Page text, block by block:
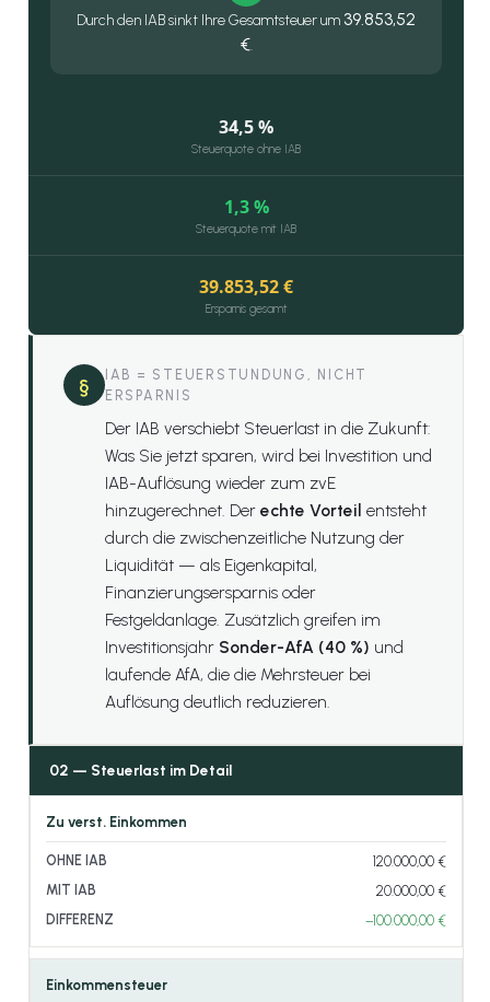
Durch den IAB sinkt Ihre Gesamtsteuer um 39.853,52
€.
34,5 %
Steuerquote ohne IAB
1,3 %
Steuerquote mit IAB
39.853,52 €
Ersparnis gesamt
§
IAB = STEUERSTUNDUNG, NICHT
ERSPARNIS
Der IAB verschiebt Steuerlast in die Zukunft:
Was Sie jetzt sparen, wird bei Investition und
IAB-Auflösung wieder zum zvE
hinzugerechnet. Der echte Vorteil entsteht
durch die zwischenzeitliche Nutzung der
Liquidität — als Eigenkapital,
Finanzierungsersparnis oder
Festgeldanlage. Zusätzlich greifen im
Investitionsjahr Sonder-AfA (40 %) und
laufende AfA, die die Mehrsteuer bei
Auflösung deutlich reduzieren.
02 — Steuerlast im Detail
Zu verst. Einkommen
120.000,00 €
20.000,00 €
−100.000,00 €
Einkommensteuer